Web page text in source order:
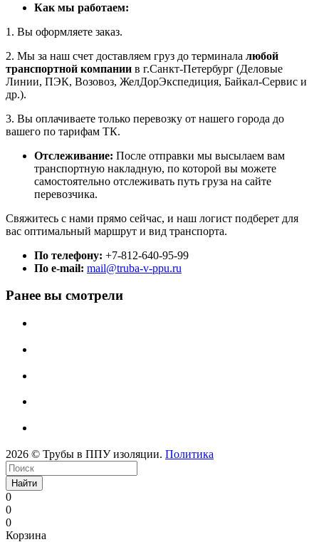
Как мы работаем:
1. Вы оформляете заказ.
2. Мы за наш счет доставляем груз до терминала любой
транспортной компании в г.Санкт-Петербург (Деловые
Линии, ПЭК, Возовоз, ЖелДорЭкспедиция, Байкал-Сервис и
др.).
3. Вы оплачиваете только перевозку от нашего города до
вашего по тарифам ТК.
Отслеживание: После отправки мы высылаем вам
транспортную накладную, по которой вы можете
самостоятельно отслеживать путь груза на сайте
перевозчика.
Свяжитесь с нами прямо сейчас, и наш логист подберет для
вас оптимальный маршрут и вид транспорта.
По телефону: +7-812-640-95-99
По e-mail: mail@truba-v-ppu.ru
Ранее вы смотрели
2026 © Трубы в ППУ изоляции. Политика
Найти
0
0
0
Корзина